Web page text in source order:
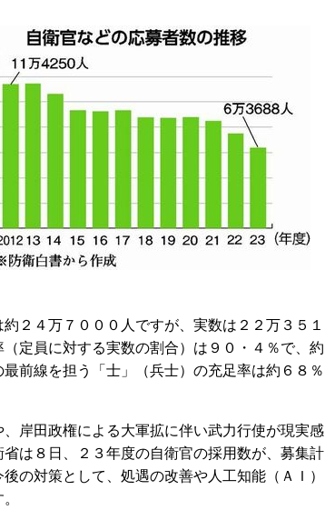
２４万７０００人ですが、実数は２２万３５１
定員に対する実数の割合）は９０・４％で、約
前線を担う「士」（兵士）の充足率は約６８％
岸田政権による大軍拡に伴い武力行使が現実感
は８日、２３年度の自衛官の採用数が、募集計
の対策として、処遇の改善や人工知能（ＡＩ）